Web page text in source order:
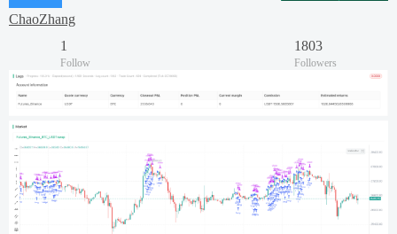
ChaoZhang
1
Follow
1803
Followers